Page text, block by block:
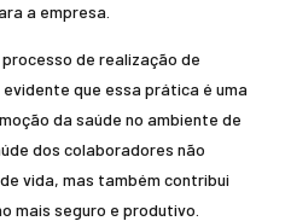
a empresa.
de realização de
que essa prática é uma
da saúde no ambiente de
dos colaboradores não
vida, mas também contribui
mais seguro e produtivo.